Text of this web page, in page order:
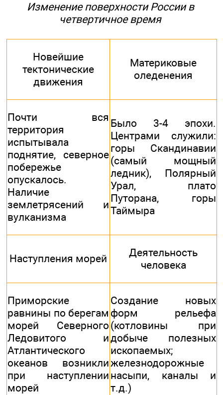
Изменение поверхности России в
четвертичное время
Новейшие
тектонические
движения
Материковые
оледенения
Почти вся
территория
испытывала
поднятие, северное
побережье
опускалось.
Наличие
землетрясений и
вулканизма
Было 3-4 эпохи.
Центрами служили:
горы Скандинавии
(самый мощный
ледник), Полярный
Урал, плато
Путорана, горы
Таймыра
Наступления морей
Деятельность
человека
Приморские
равнины по берегам
морей Северного
Ледовитого и
Атлантического
океанов возникли
при наступлении
морей
Создание новых
форм рельефа
(котловины при
добыче полезных
ископаемых;
железнодорожные
насыпи, каналы и
т.д.)